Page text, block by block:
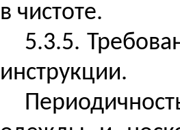
в чистоте.
5.3.5.
инструкции.